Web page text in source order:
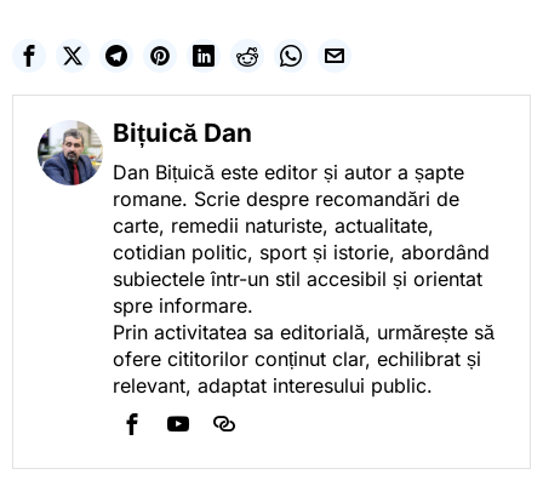
Bițuică Dan
Dan Bițuică este editor și autor a șapte
romane. Scrie despre recomandări de
carte, remedii naturiste, actualitate,
cotidian politic, sport și istorie, abordând
subiectele într-un stil accesibil și orientat
spre informare.
Prin activitatea sa editorială, urmărește să
ofere cititorilor conținut clar, echilibrat și
relevant, adaptat interesului public.